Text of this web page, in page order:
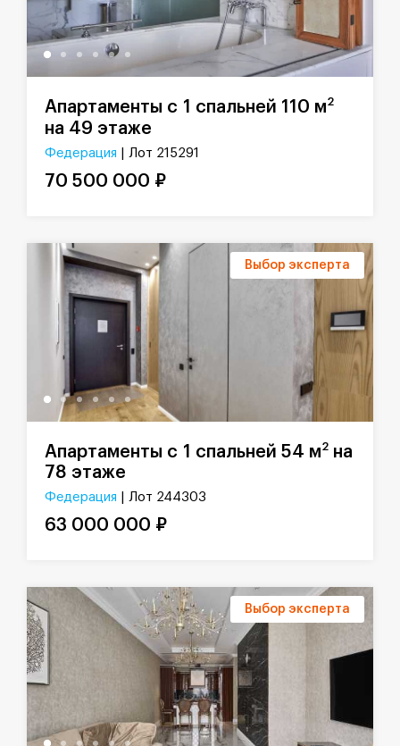
Апартаменты с 1 спальней 110 м2
на 49 этаже
Федерация | Лот 215291
70 500 000 ₽
Выбор эксперта
Апартаменты с 1 спальней 54 м2 на
78 этаже
Федерация | Лот 244303
63 000 000 ₽
Выбор эксперта